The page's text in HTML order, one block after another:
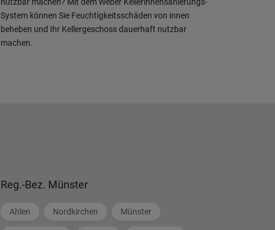
System können Sie Feuchtigkeitsschäden von innen
beheben und Ihr Kellergeschoss dauerhaft nutzbar
machen.
Reg.-Bez. Münster
Ahlen Nordkirchen Münster